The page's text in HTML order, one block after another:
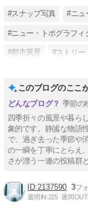
#スナップ写真 #ニュ
#ニュー・トポグラフィ
#都市風景 #ストリー
このブログのここ
季節の
四季折々の風景や暮ら
象的です。静謐な物語
で、過ぎ去った季節や
の一瞬を丁寧にとらえ
さが漂う一連の投稿群
2137590 3
週間IN:225 週間